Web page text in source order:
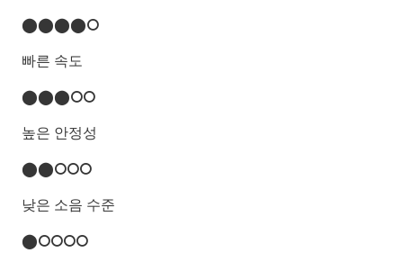
⬤⬤⬤⬤⭘
빠른 속도
⬤⬤⬤⭘⭘
높은 안정성
⬤⬤⭘⭘⭘
낮은 소음 수준
⬤⭘⭘⭘⭘